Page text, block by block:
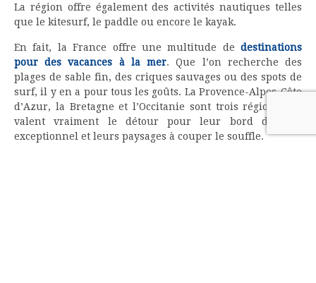
La région offre également des activités nautiques telles
que le kitesurf, le paddle ou encore le kayak.
En fait, la France offre une multitude de destinations
pour des vacances à la mer. Que l’on recherche des
plages de sable fin, des criques sauvages ou des spots de
surf, il y en a pour tous les goûts. La Provence-Alpes-Côte
d’Azur, la Bretagne et l’Occitanie sont trois régions qui
valent vraiment le détour pour leur bord de mer
exceptionnel et leurs paysages à couper le souffle.